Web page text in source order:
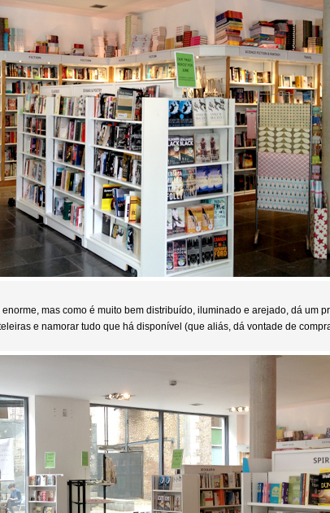
mas como é muito bem distribuído, iluminado e arejado, dá um
e namorar tudo que há disponível (que aliás, dá vontade de